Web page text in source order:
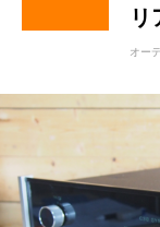
リ
オー